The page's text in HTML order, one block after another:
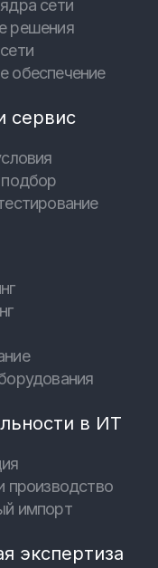
сети
решения
обеспечение
сервис
подбор
в ИТ
производство
импорт
экспертиза